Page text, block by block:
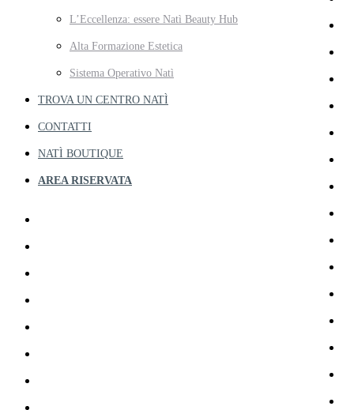
L’Eccellenza: essere Natì Beauty Hub
Alta Formazione Estetica
Sistema Operativo Natì
TROVA UN CENTRO NATÌ
CONTATTI
NATÌ BOUTIQUE
AREA RISERVATA